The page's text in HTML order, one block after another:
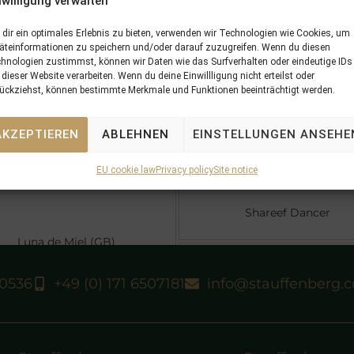
dir ein optimales Erlebnis zu bieten, verwenden wir Technologien wie Cookies, um
zu speichern und/oder darauf zuzugreifen. Wenn du diesen
zustimmst, können wir Daten wie das Surfverhalten oder eindeutige IDs
Website verarbeiten. Wenn du deine Einwillligung nicht erteilst oder
können bestimmte Merkmale und Funktionen beeinträchtigt werden.
ABLEHNEN EINSTELLUNGEN
EU cookie lawPrivacy policySite notice
5 x Pedigree Performances Offspring
Luna de Miel (GB)
Nijinsky II
Shareef Dancer
+49 (0) 171 6507181